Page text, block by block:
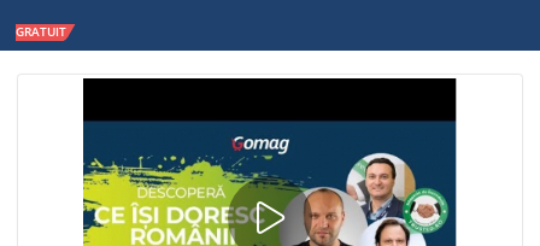
GRATUIT